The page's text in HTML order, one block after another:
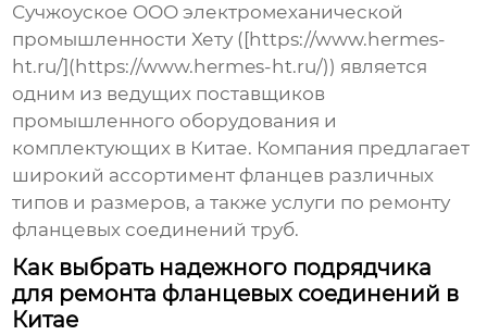
Сучжоуское ООО электромеханической
промышленности Хету ([https://www.hermes-
ht.ru/](https://www.hermes-ht.ru/)) является
одним из ведущих поставщиков
промышленного оборудования и
комплектующих в Китае. Компания предлагает
широкий ассортимент фланцев различных
типов и размеров, а также услуги по ремонту
фланцевых соединений труб.
Как выбрать надежного подрядчика
для ремонта фланцевых соединений в
Китае